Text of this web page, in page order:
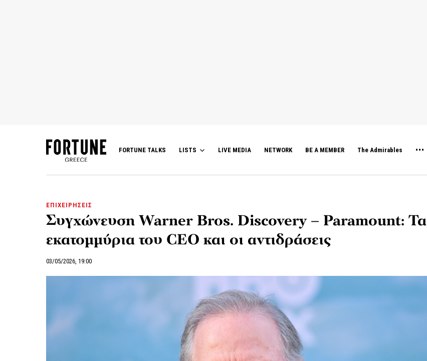
FORTUNE TALKS LISTS LIVE MEDIA NETWORK BE A MEMBER The Admirables
ΕΠΙΧΕΙΡΗΣΕΙΣ
Συγχώνευση Warner Bros. Discovery – Paramount: Τα
εκατομμύρια του CEO και οι αντιδράσεις
03/05/2026, 19:00